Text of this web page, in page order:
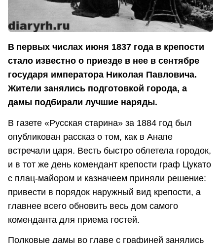
В первых числах июня 1837 года в крепости
стало известно о приезде в нее в сентябре
государя императора Николая Павловича.
Жители занялись подготовкой города, а
дамы подбирали лучшие наряды.
В газете «Русская старина» за 1884 год был
опубликован рассказ о том, как в Анапе
встречали царя. Весть быстро облетела городок,
и в тот же день комендант крепости граф Цукато
с плац-майором и казначеем приняли решение:
привести в порядок наружный вид крепости, а
главнее всего обновить весь дом самого
коменданта для приема гостей.
Полковые дамы во главе с графиней занялись